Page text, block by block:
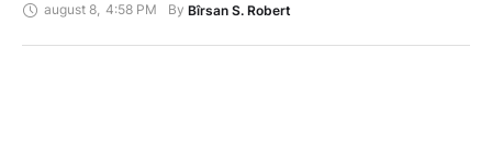
august 8, 4:58 PM By Bîrsan S. Robert